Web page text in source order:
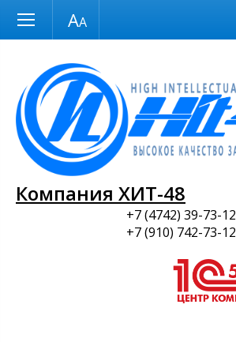
Размер шрифта
Компания ХИТ-48
+7 (4742) 39-73-12
+7 (910) 742-73-12